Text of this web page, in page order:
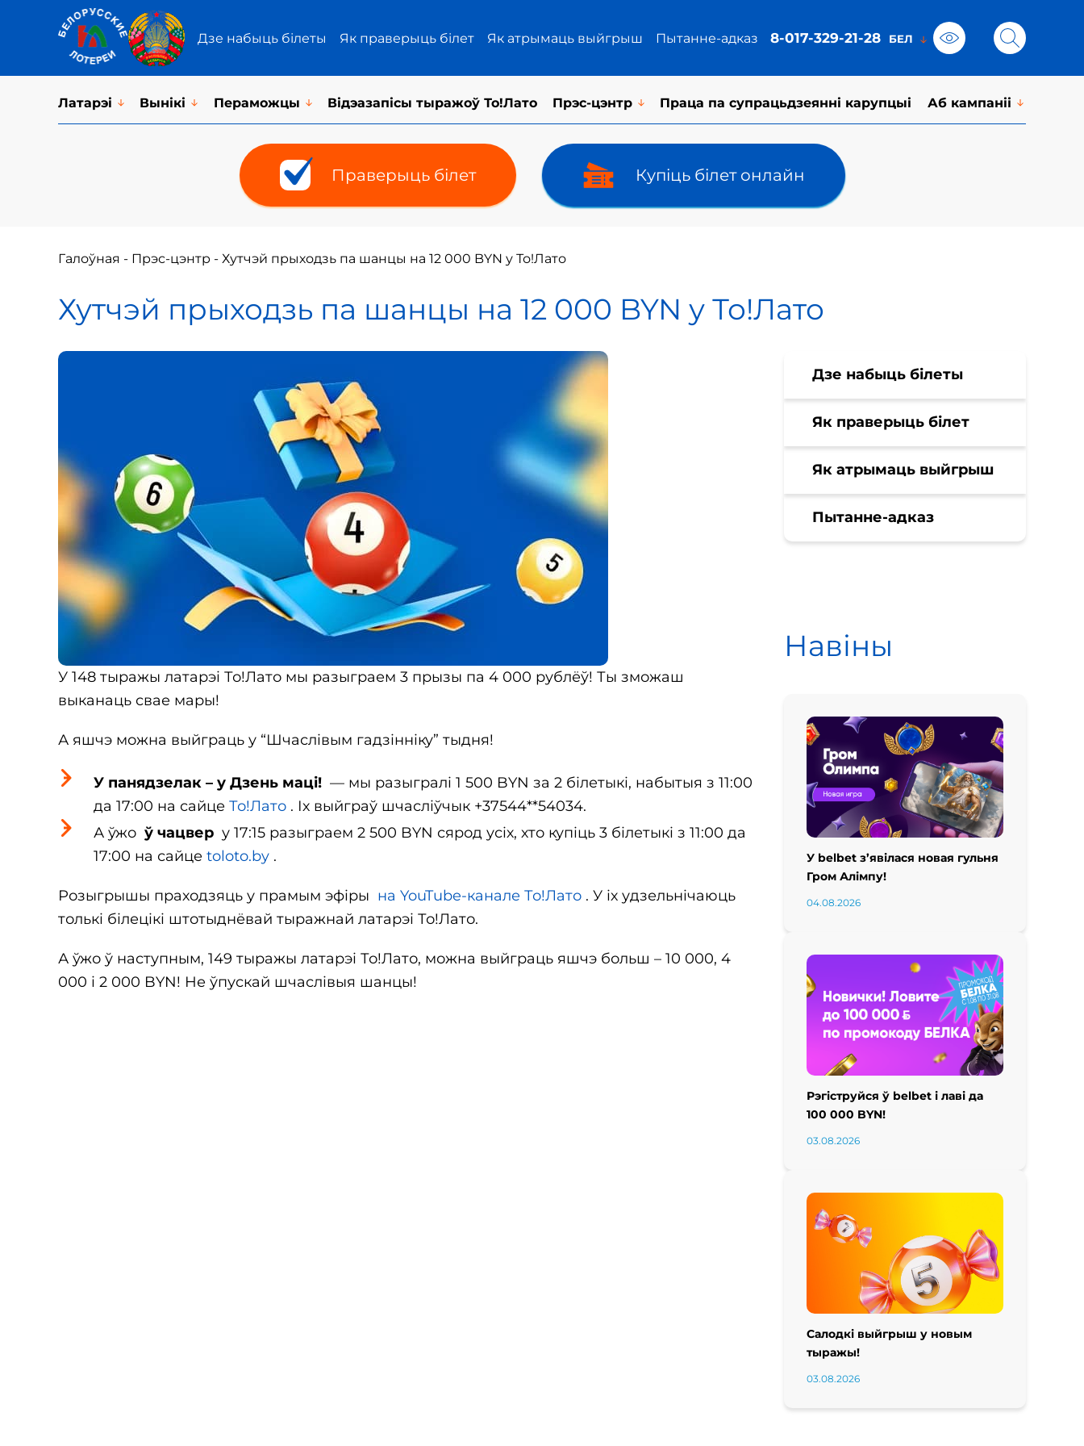
Дзе набыць білеты Як праверыць білет Як атрымаць выйгрыш Пытанне-адказ 8-017-329-21-28
Латарэi Вынікі Пераможцы Відэазапісы тыражоў То!Лато Прэс-цэнтр Праца па супрацьдзеянні карупцыі Аб кампаніі
Праверыць білет Купіць білет онлайн
Галоўная - Прэс-цэнтр - Хутчэй прыходзь па шанцы на 12 000 BYN у То!Лато
Хутчэй прыходзь па шанцы на 12 000 BYN у То!Лато
У 148 тыражы латарэі То!Лато мы разыграем 3 прызы па 4 000 рублёў! Ты зможаш
выканаць свае мары!
А яшчэ можна выйграць у “Шчаслівым гадзінніку” тыдня!
У панядзелак – у Дзень маці! — мы разыгралі 1 500 BYN за 2 білетыкі, набытыя з 11:00
да 17:00 на сайце То!Лато . Іх выйграў шчасліўчык +37544**54034.
А ўжо ў чацвер у 17:15 разыграем 2 500 BYN сярод усіх, хто купіць 3 білетыкі з 11:00 да
17:00 на сайце toloto.by .
Розыгрышы праходзяць у прамым эфіры на YouTube-канале То!Лато . У іх удзельнічаюць
толькі білецікі штотыднёвай тыражнай латарэі То!Лато.
А ўжо ў наступным, 149 тыражы латарэі То!Лато, можна выйграць яшчэ больш – 10 000, 4
000 і 2 000 BYN! Не ўпускай шчаслівыя шанцы!
Дзе набыць білеты
Як праверыць білет
Як атрымаць выйгрыш
Пытанне-адказ
Навіны
У belbet з’явілася новая гульня
Гром Алімпу!
04.08.2026
Рэгіструйся ў belbet і лаві да
100 000 BYN!
03.08.2026
Салодкі выйгрыш у новым
тыражы!
03.08.2026